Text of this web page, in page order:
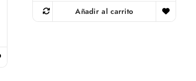
Añadir al carrito